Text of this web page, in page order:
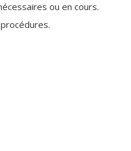
ou en cours.